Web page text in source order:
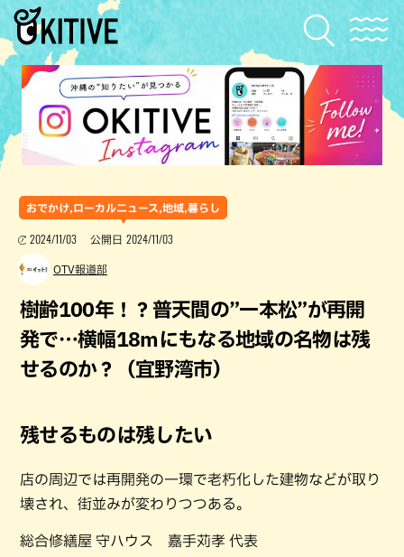
おでかけ,ローカルニュース,地域,暮らし
2024/11/03 公開日 2024/11/03
OTV報道部
樹齢100年！？普天間の”一本松”が再開
発で…横幅18mにもなる地域の名物は残
せるのか？（宜野湾市）
残せるものは残したい
店の周辺では再開発の一環で老朽化した建物などが取り
壊され、街並みが変わりつつある。
総合修繕屋 守ハウス 嘉手苅孝 代表